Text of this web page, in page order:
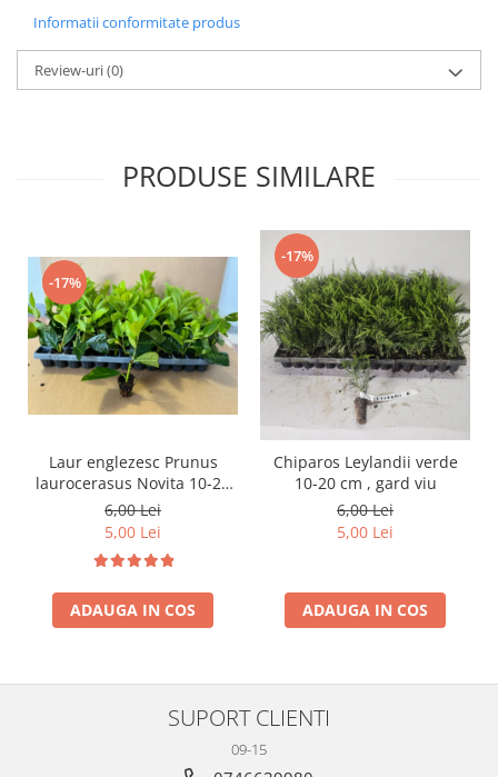
Informatii conformitate produs
Review-uri(0)
PRODUSE SIMILARE
-17%
Laur englezesc Prunus
laurocerasus Novita 10-20
cm
6,00 Lei
5,00 Lei
ADAUGA IN COS
-17%
Chiparos Leylandii verde
10-20 cm , gard viu
6,00 Lei
5,00 Lei
ADAUGA IN COS
SUPORT CLIENTI
09-15